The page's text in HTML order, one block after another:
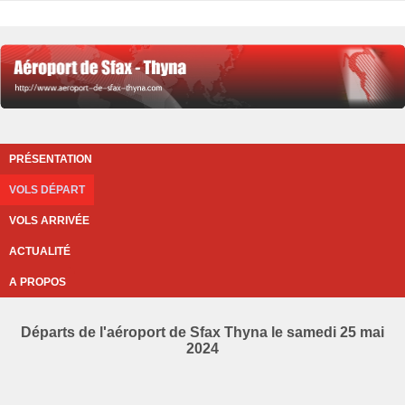
PRÉSENTATION
VOLS DÉPART
VOLS ARRIVÉE
ACTUALITÉ
A PROPOS
Départs de l'aéroport de Sfax Thyna le samedi 25 mai
2024